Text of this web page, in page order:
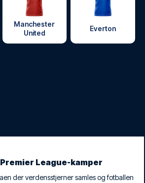
Manchester
United
Everton
League-kamper
der verdensstjerner samles og fotballen